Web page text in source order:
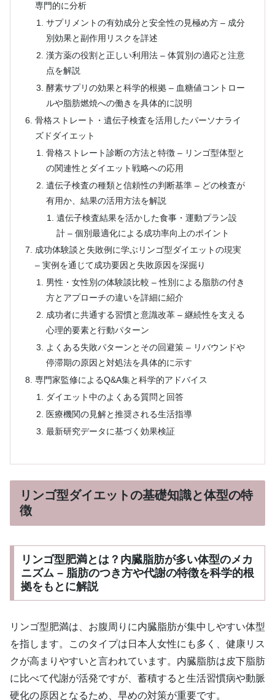
専門的に分析
サプリメントの有効成分と安全性の見極め方 – 成分
別効果と副作用リスクを詳述
漢方薬の役割と正しい利用法 – 体質別の適応と注意
点を解説
酵素サプリの効果と科学的根拠 – 血糖値コントロー
ルや脂肪燃焼への働きを具体的に説明
骨格ストレート・遺伝子検査を活用したパーソナライ
ズドダイエット
骨格ストレート診断の方法と特徴 – リンゴ型体型と
の関連性とダイエット戦略への応用
遺伝子検査の種類と信頼性の判断基準 – どの検査が
有用か、結果の活用方法を解説
遺伝子検査結果を活かした食事・運動プラン設
計 – 個別最適化による成功率向上のポイント
成功体験談と失敗例に学ぶリンゴ型ダイエットの現実
– 実例を通じて成功要因と失敗原因を深掘り
男性・女性別の体験談比較 – 性別による脂肪の付き
方とアプローチの違いを詳細に紹介
成功者に共通する習慣と意識改革 – 継続性を支える
心理的要素と行動パターン
よくある失敗パターンとその回避策 – リバウンドや
停滞期の原因と対処法を具体的に示す
専門家監修によるQ&A集と科学的アドバイス
ダイエット中のよくある質問と回答
医療機関の見解と推奨される生活指導
最新研究データに基づく効果検証
リンゴ型ダイエットの基礎知識と体型の特
徴
リンゴ型肥満とは？内臓脂肪が多い体型のメカ
ニズム – 脂肪のつき方や代謝の特徴を科学的根
拠をもとに解説
リンゴ型肥満は、お腹周りに内臓脂肪が集中しやすい体型
を指します。このタイプは日本人女性にも多く、健康リス
クが高まりやすいと言われています。内臓脂肪は皮下脂肪
に比べて代謝が活発ですが、蓄積すると生活習慣病や動脈
硬化の原因となるため、早めの対策が重要です。